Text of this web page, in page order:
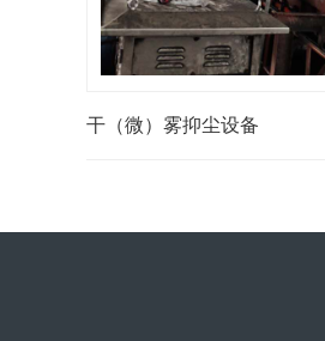
干（微）雾抑尘设备